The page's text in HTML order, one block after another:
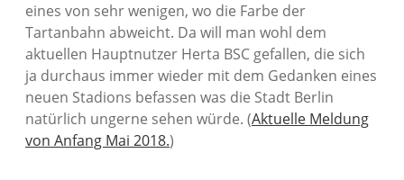
eines von sehr wenigen, wo die Farbe der
Tartanbahn abweicht. Da will man wohl dem
aktuellen Hauptnutzer Herta BSC gefallen, die sich
ja durchaus immer wieder mit dem Gedanken eines
neuen Stadions befassen was die Stadt Berlin
natürlich ungerne sehen würde. (Aktuelle Meldung
von Anfang Mai 2018.)